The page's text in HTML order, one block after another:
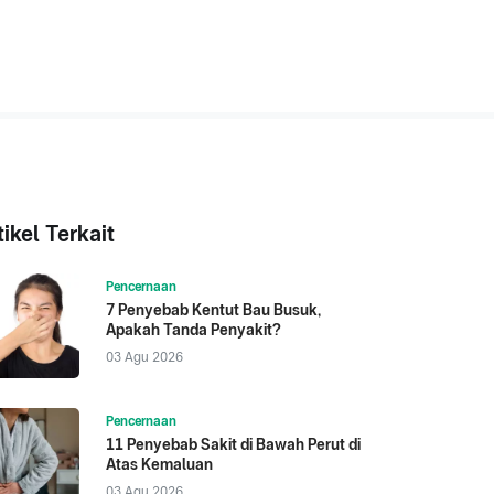
Terkait
Pencernaan
7 Penyebab Kentut Bau Busuk,
Apakah Tanda Penyakit?
03 Agu 2026
Pencernaan
11 Penyebab Sakit di Bawah Perut di
Atas Kemaluan